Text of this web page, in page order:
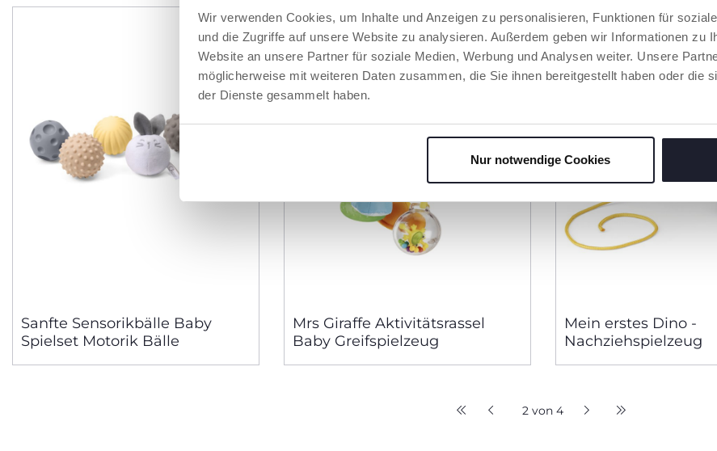
Wir verwenden Cookies, um Inhalte und Anzeigen zu personalisieren, Funktionen für
und die Zugriffe auf unsere Website zu analysieren. Außerdem geben wir Informationen zu
Website an unsere Partner für soziale Medien, Werbung und Analysen weiter. Unsere
möglicherweise mit weiteren Daten zusammen, die Sie ihnen bereitgestellt haben oder die
der Dienste gesammelt haben.
Nur notwendige Cookies
Sanfte Sensorikbälle Baby
Spielset Motorik Bälle
Mrs Giraffe Aktivitätsrassel
Baby Greifspielzeug
Mein erstes Dino -
Nachziehspielzeug
2 von 4